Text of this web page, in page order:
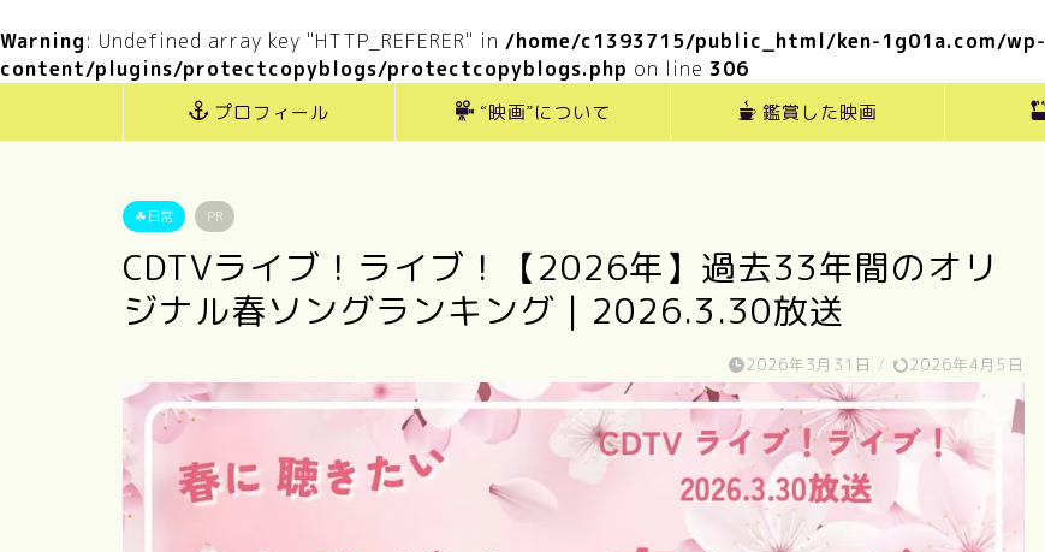
Warning: Undefined array key "HTTP_REFERER" in /home/c1393715/public_html/ken-1g01a.com/wp-
content/plugins/protectcopyblogs/protectcopyblogs.php on line 306
プロフィール “映画”について 鑑賞した映画
☘日常 PR
CDTVライブ！ライブ！【2026年】過去33年間のオリ
ジナル春ソングランキング｜2026.3.30放送
2026年3月31日 / 2026年4月5日